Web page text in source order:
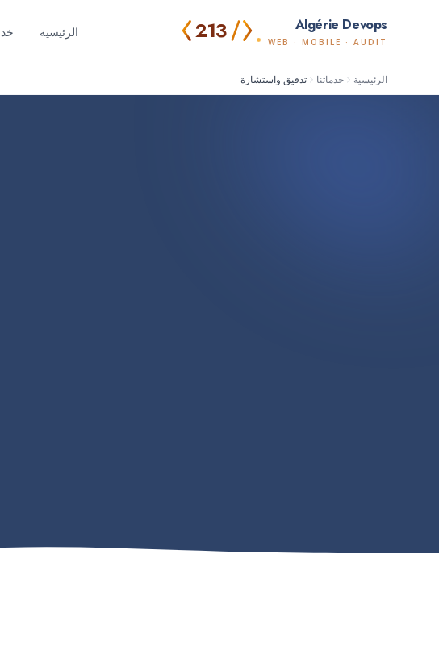
213 Algérie Devops
WEB · MOBILE · AUDIT
الرئيسية
الرئيسية خدماتنا تدقيق واستشارة